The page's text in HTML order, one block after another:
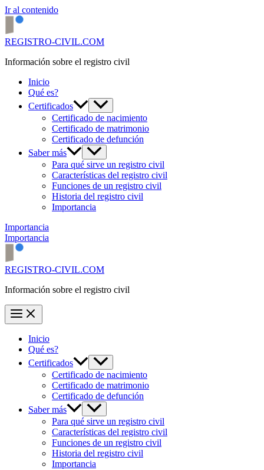
Ir al contenido
REGISTRO-CIVIL.COM
Información sobre el registro civil
Inicio
Qué es?
Certificados
Certificado de nacimiento
Certificado de matrimonio
Certificado de defunción
Saber más
Para qué sirve un registro civil
Características del registro civil
Funciones de un registro civil
Historia del registro civil
Importancia
Importancia
Importancia
REGISTRO-CIVIL.COM
Información sobre el registro civil
Inicio
Qué es?
Certificados
Certificado de nacimiento
Certificado de matrimonio
Certificado de defunción
Saber más
Para qué sirve un registro civil
Características del registro civil
Funciones de un registro civil
Historia del registro civil
Importancia